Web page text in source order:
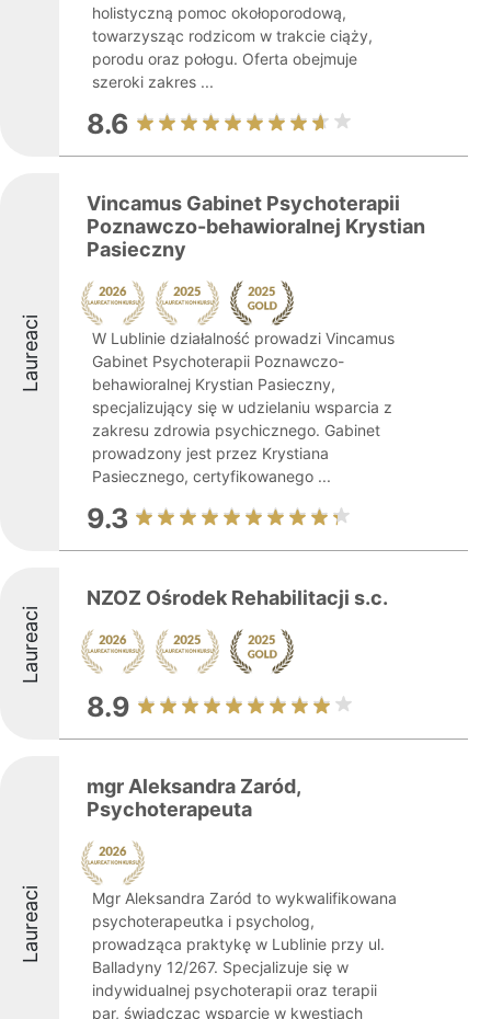
holistyczną pomoc okołoporodową,
towarzysząc rodzicom w trakcie ciąży,
porodu oraz połogu. Oferta obejmuje
szeroki zakres ...
8.6
Laureaci
Vincamus Gabinet Psychoterapii
Poznawczo-behawioralnej Krystian
Pasieczny
W Lublinie działalność prowadzi Vincamus
Gabinet Psychoterapii Poznawczo-
behawioralnej Krystian Pasieczny,
specjalizujący się w udzielaniu wsparcia z
zakresu zdrowia psychicznego. Gabinet
prowadzony jest przez Krystiana
Pasiecznego, certyfikowanego ...
9.3
Laureaci
NZOZ Ośrodek Rehabilitacji s.c.
8.9
Laureaci
mgr Aleksandra Zaród,
Psychoterapeuta
Mgr Aleksandra Zaród to wykwalifikowana
psychoterapeutka i psycholog,
prowadząca praktykę w Lublinie przy ul.
Balladyny 12/267. Specjalizuje się w
indywidualnej psychoterapii oraz terapii
par, świadcząc wsparcie w kwestiach